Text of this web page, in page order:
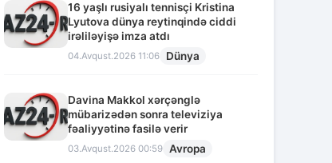
16 yaşlı rusiyalı tennisçi Kristina
Lyutova dünya reytinqində ciddi
irəliləyişə imza atdı
04.Avqust.2026 11:06 Dünya
Davina Makkol xərçənglə
mübarizədən sonra televiziya
fəaliyyətinə fasilə verir
03.Avqust.2026 00:59 Avropa